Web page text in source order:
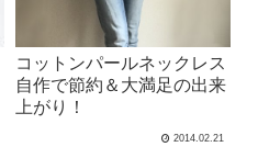
コットンパールネックレス
自作で節約＆大満足の出来
上がり！
2014.02.21